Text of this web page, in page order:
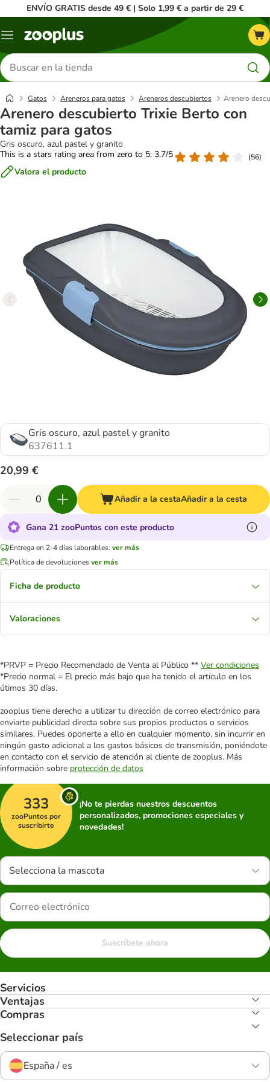
ENVÍO GRATIS desde 49 € | Solo 1,99 € a partir de 29 €
Menú
Buscar
productos
Gatos Areneros para gatos Areneros descubiertos Arenero
Arenero descubierto Trixie Berto con
tamiz para gatos
Gris oscuro, azul pastel y granito
This is a stars rating area from zero to 5: 3.7/5
(56)
Valora el producto
Gris oscuro, azul pastel y granito
637611.1
20,99 €
Añadir a la cestaAñadir a la cesta
Gana 21 zooPuntos con este producto
Entrega en 2-4 días laborables: ver más
Política de devolucionesver más
Ficha de producto
Valoraciones
*PRVP = Precio Recomendado de Venta al Público ** Ver condiciones
*Precio normal = El precio más bajo que ha tenido el artículo en los
útimos 30 días.
zooplus tiene derecho a utilizar tu dirección de correo electrónico para
enviarte publicidad directa sobre sus propios productos o servicios
similares. Puedes oponerte a ello en cualquier momento, sin incurrir en
ningún gasto adicional a los gastos básicos de transmisión, poniéndote
en contacto con el servicio de atención al cliente de zooplus. Más
información sobre protección de datos
333
zooPuntos por
suscribirte
¡No te pierdas nuestros descuentos
personalizados, promociones especiales y
novedades!
Selecciona la mascota
Suscríbete ahora
Servicios
Ventajas
Compras
Seleccionar país
España / es